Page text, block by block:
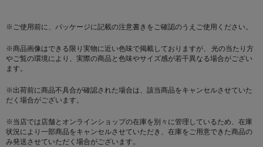
※ご使用前に、パッケージに記載の注意書きをご確認のうえご使用ください。
※商品画像はできる限り実物に近い色味で掲載しておりますが、 光の当たり方
やご覧の環境により、実際の商品と色味やサイズ感が若干異なる場合がござい
ます。
※出荷前に商品不具合が確認された場合は、該当商品をキャンセルさせていた
だく場合がございます。
※当店では店舗とオンラインショップの在庫を別々に管理しているため、在庫
状況により一部商品をキャンセルさせていただき、在庫をご用意できた商品の
み発送させていただく場合がございます。